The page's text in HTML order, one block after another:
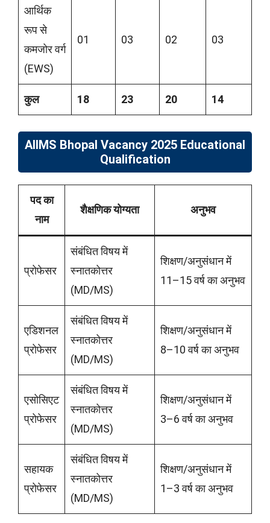
आर्थिक
रूप से
कमजोर वर्ग
(EWS)
01 03 02 03
कुल 18 23 20 14
AIIMS Bhopal Vacancy 2025 Educational
Qualification
पद का
नाम
शैक्षणिक योग्यता अनुभव
प्रोफेसर
संबंधित विषय में
स्नातकोत्तर
(MD/MS)
शिक्षण/अनुसंधान में
11–15 वर्ष का अनुभव
एडिशनल
प्रोफेसर
संबंधित विषय में
स्नातकोत्तर
(MD/MS)
शिक्षण/अनुसंधान में
8–10 वर्ष का अनुभव
एसोसिएट
प्रोफेसर
संबंधित विषय में
स्नातकोत्तर
(MD/MS)
शिक्षण/अनुसंधान में
3–6 वर्ष का अनुभव
सहायक
प्रोफेसर
संबंधित विषय में
स्नातकोत्तर
(MD/MS)
शिक्षण/अनुसंधान में
1–3 वर्ष का अनुभव